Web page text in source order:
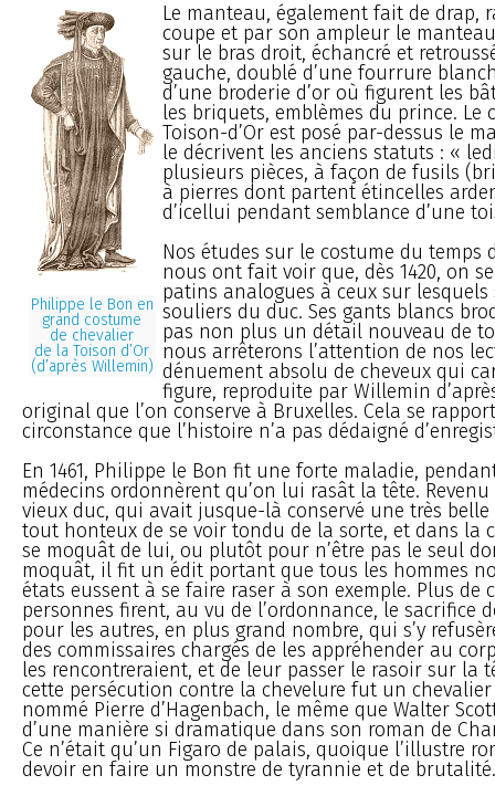
Philippe le Bon en
grand costume
de chevalier
de la Toison d’Or
(d’après Willemin)
Le manteau, également fait de drap,
coupe et par son ampleur le
sur le bras droit, échancré et
gauche, doublé d’une fourrure
d’une broderie d’or où figurent les
les briquets, emblèmes du prince. Le
Toison-d’Or est posé par-dessus le
le décrivent les anciens statuts : «
plusieurs pièces, à façon de fusils
à pierres dont partent étincelles
d’icellui pendant semblance d’une
Nos études sur le costume du temps
nous ont fait voir que, dès 1420, on
patins analogues à ceux sur
souliers du duc. Ses gants blancs
pas non plus un détail nouveau de
nous arrêterons l’attention de nos
dénuement absolu de cheveux qui
figure, reproduite par Willemin
original que l’on conserve à Bruxelles. Cela se
circonstance que l’histoire n’a pas dédaigné
En 1461, Philippe le Bon fit une forte maladie,
médecins ordonnèrent qu’on lui rasât la tête.
vieux duc, qui avait jusque-là conservé une très
tout honteux de se voir tondu de la sorte, et dans la
se moquât de lui, ou plutôt pour n’être pas le seul
moquât, il fit un édit portant que tous les hommes
états eussent à se faire raser à son exemple. Plus de
personnes firent, au vu de l’ordonnance, le sacrifice
pour les autres, en plus grand nombre, qui s’y
des commissaires chargés de les appréhender au
les rencontreraient, et de leur passer le rasoir sur la
cette persécution contre la chevelure fut un chevalier
nommé Pierre d’Hagenbach, le même que Walter
d’une manière si dramatique dans son roman de
Ce n’était qu’un Figaro de palais, quoique l’illustre
devoir en faire un monstre de tyrannie et de brutalité.